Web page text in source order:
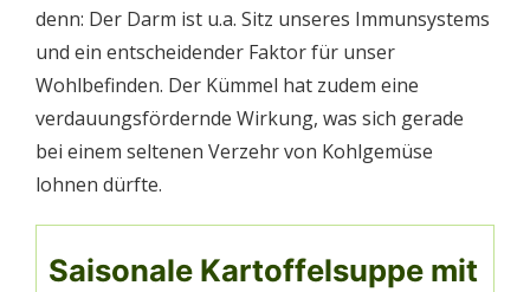
denn: Der Darm ist u.a. Sitz unseres Immunsystems
und ein entscheidender Faktor für unser
Wohlbefinden. Der Kümmel hat zudem eine
verdauungsfördernde Wirkung, was sich gerade
bei einem seltenen Verzehr von Kohlgemüse
lohnen dürfte.
Saisonale Kartoffelsuppe mit